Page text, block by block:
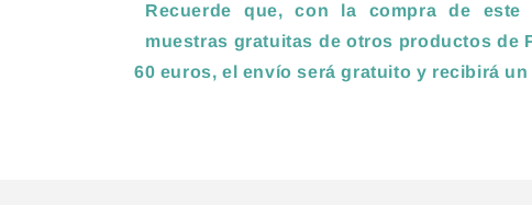
Recuerde que, con la compra de
muestras gratuitas de otros productos de
60 euros, el envío será gratuito y recibirá